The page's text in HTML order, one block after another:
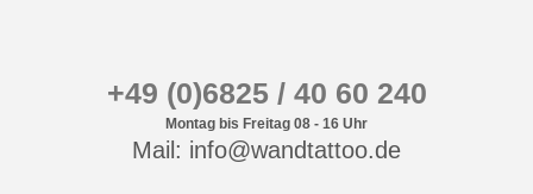
+49 (0)6825 / 40 60 240
Montag bis Freitag 08 - 16 Uhr
Mail: info@wandtattoo.de